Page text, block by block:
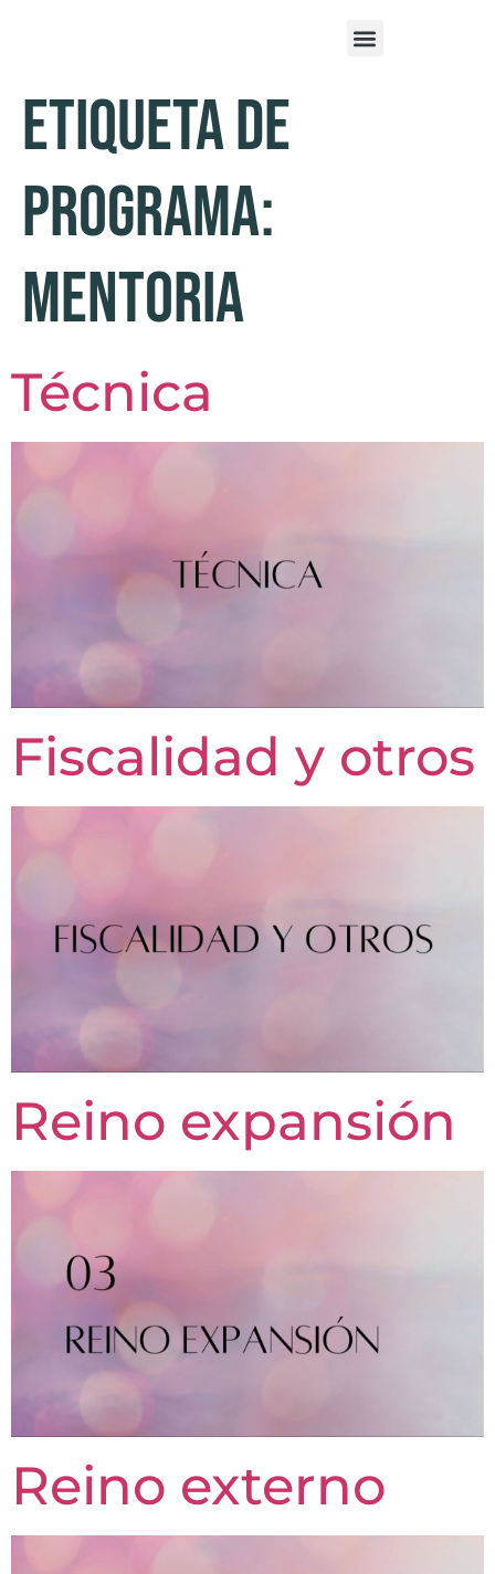
Etiqueta De
Programa:
Mentoria
Técnica
Fiscalidad y otros
Reino expansión
Reino externo